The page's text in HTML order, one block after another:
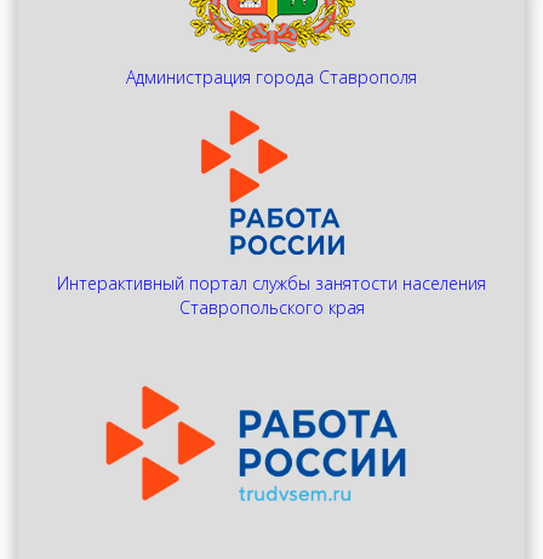
Администрация города Ставрополя
Интерактивный портал службы занятости населения
Ставропольского края